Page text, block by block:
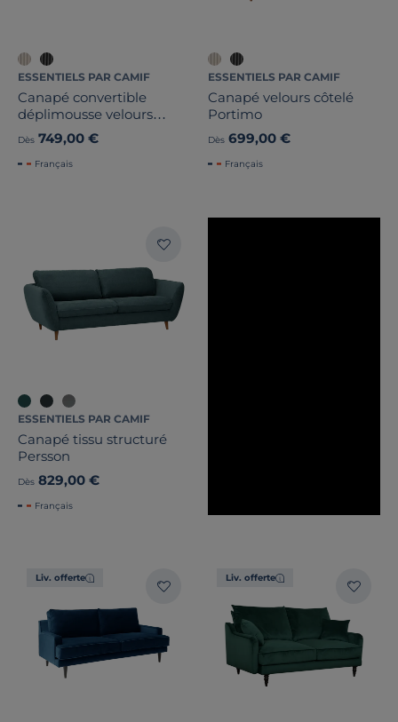
ESSENTIELS PAR CAMIF
Canapé convertible
déplimousse velours
côtelé Palma
Dès 749,00 €
Français
ESSENTIELS PAR CAMIF
Canapé velours côtelé
Portimo
Dès 699,00 €
Français
ESSENTIELS PAR CAMIF
Canapé tissu structuré
Persson
Dès 829,00 €
Français
Liv. offerte Liv. offerte
Hauteur
Profondeur
Marque
Pays de fabrication